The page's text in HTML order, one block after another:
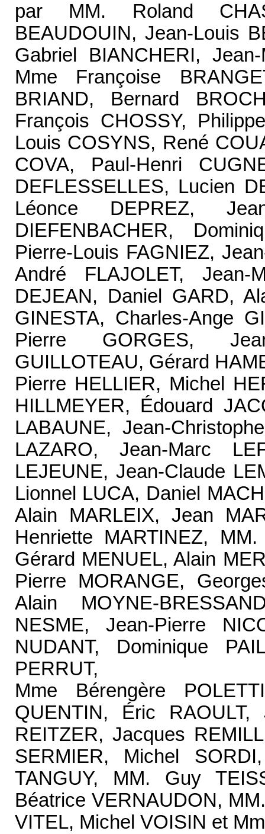
par MM. Roland
BEAUDOUIN, Jean-Louis
Gabriel BIANCHERI,
Mme Françoise
BRIAND, Bernard
François CHOSSY,
Louis COSYNS, René
COVA, Paul-Henri
DEFLESSELLES, Lucien
Léonce DEPREZ,
DIEFENBACHER,
Pierre-Louis FAGNIEZ,
André FLAJOLET, Jean-
DEJEAN, Daniel GARD,
GINESTA, Charles-Ange
Pierre GORGES,
GUILLOTEAU, Gérard
Pierre HELLIER, Michel
HILLMEYER, Édouard
LABAUNE, Jean-
LAZARO, Jean-Marc
LEJEUNE, Jean-Claude
Lionnel LUCA, Daniel
Alain MARLEIX, Jean
Henriette MARTINEZ,
Gérard MENUEL, Alain
Pierre MORANGE,
Alain MOYNE-
NESME, Jean-Pierre
NUDANT, Dominique
PERRUT,
Mme Bérengère
QUENTIN, Éric RAOULT,
REITZER, Jacques
SERMIER, Michel
TANGUY, MM. Guy
Béatrice VERNAUDON,
VITEL, Michel VOISIN et